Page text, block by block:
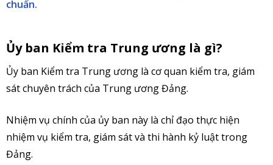
chuẩn.
Ủy ban Kiểm tra Trung ương là gì?
Ủy ban Kiểm tra Trung ương là cơ quan kiểm tra, giám
sát chuyên trách của Trung ương Đảng.
Nhiệm vụ chính của ủy ban này là chỉ đạo thực hiện
nhiệm vụ kiểm tra, giám sát và thi hành kỷ luật trong
Đảng.